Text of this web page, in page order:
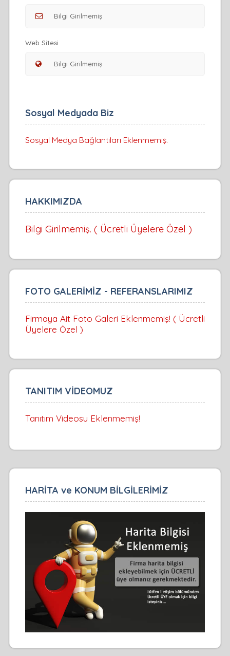
Web Sitesi
Sosyal Medyada Biz
Sosyal Medya Bağlantıları Eklenmemiş.
HAKKIMIZDA
Bilgi Girilmemiş. ( Ücretli Üyelere Özel )
FOTO GALERİMİZ - REFERANSLARIMIZ
Firmaya Ait Foto Galeri Eklenmemiş! ( Ücretli
Üyelere Özel )
TANITIM VİDEOMUZ
Tanıtım Videosu Eklenmemiş!
HARİTA ve KONUM BİLGİLERİMİZ